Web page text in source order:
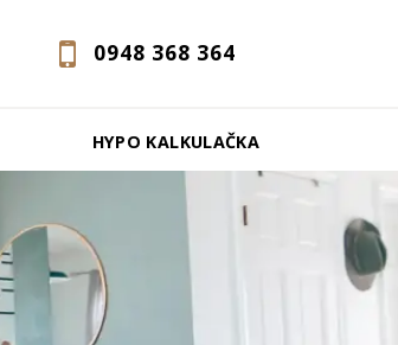
0948 368 364
HYPO KALKULAČKA